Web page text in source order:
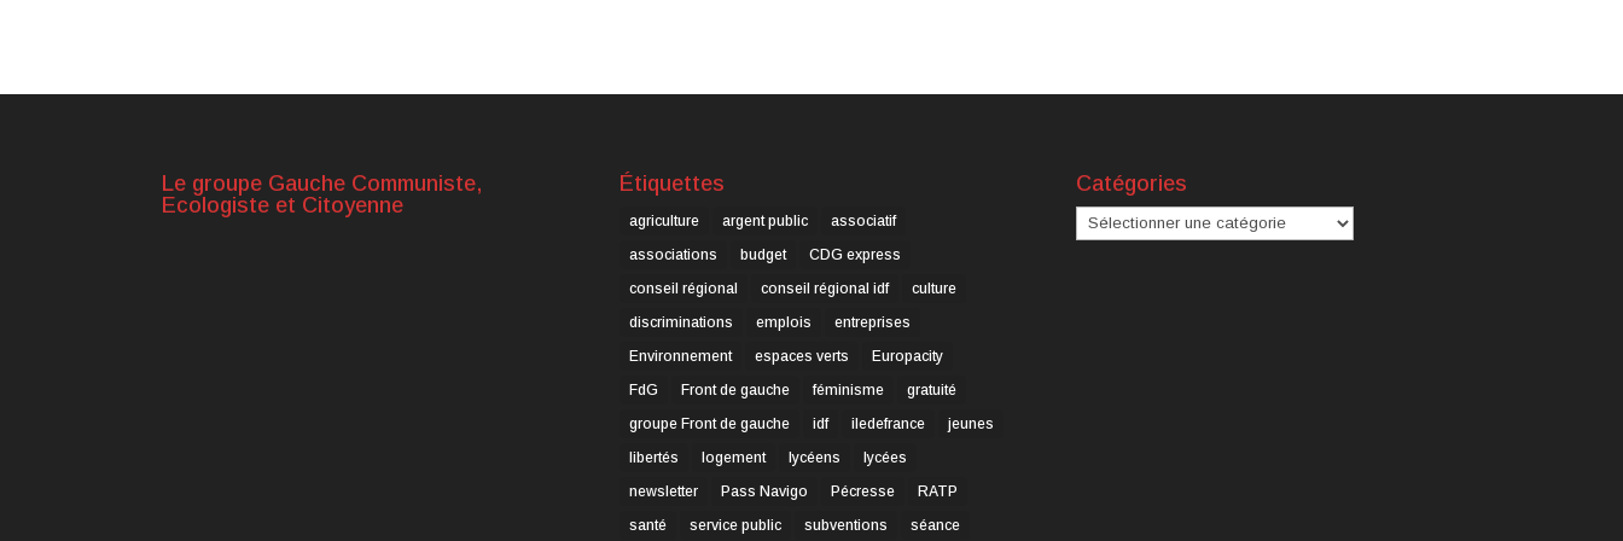
Le groupe Gauche Communiste,
Ecologiste et Citoyenne
Étiquettes
agriculture argent public
associatif
associations
budget
CDG express
conseil régional
conseil régional idf
culture
discriminations
emplois
entreprises
Environnement
espaces verts
Europacity
FdG
Front de gauche féminisme
gratuité
groupe Front de gauche
idf iledefrance
jeunes
libertés
logement lycéens
lycées
newsletter
Pass Navigo Pécresse
RATP
santé
service public subventions séance
Catégories
Catégories